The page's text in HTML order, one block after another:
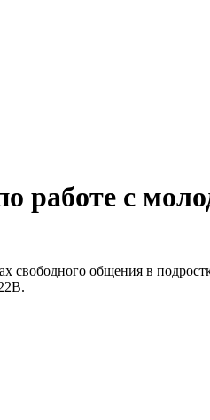
работе с
свободного общения в